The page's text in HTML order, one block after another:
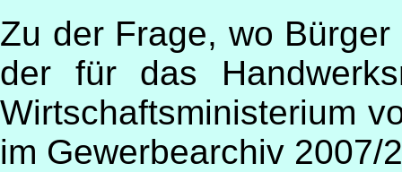
Zu der Frage, wo
der für das
Wirtschaftsministerium
im Gewerbearchiv 2007/